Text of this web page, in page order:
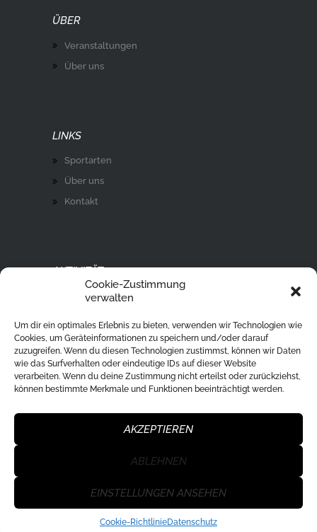
Cookie-Zustimmung
verwalten
Um dir ein optimales Erlebnis zu bieten, verwenden wir Technologien wie
Cookies, um Geräteinformationen zu speichern und/oder darauf
zuzugreifen. Wenn du diesen Technologien zustimmst, können wir Daten
wie das Surfverhalten oder eindeutige IDs auf dieser Website
verarbeiten. Wenn du deine Zustimmung nicht erteilst oder zurückziehst,
können bestimmte Merkmale und Funktionen beeinträchtigt werden.
AKZEPTIEREN
ABLEHNEN
EINSTELLUNGEN ANSEHEN
Cookie-RichtlinieDatenschutz
ÜBER
Veranstaltungen
Über uns
LINKS
Sportarten
Über uns
Kontakt
AKTIVITÄT
Ski Alpin
Langlaufen
Eislaufen
Ski Tour
WSU Klagenfurt Nord© 2026. All Rights